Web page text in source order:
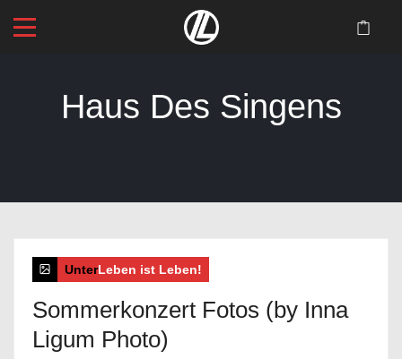
Haus Des Singens
UnterLeben ist Leben!
Sommerkonzert Fotos (by Inna
Ligum Photo)